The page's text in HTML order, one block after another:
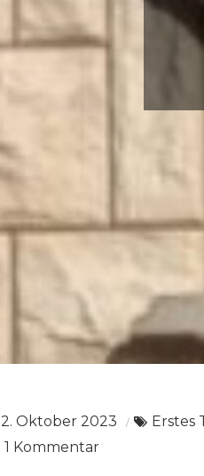
2. Oktober 2023 Erstes
1 Kommentarzu